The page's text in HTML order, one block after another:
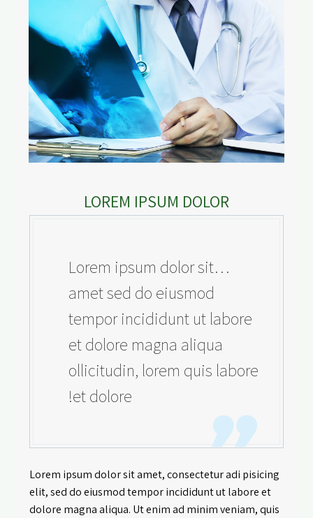
LOREM IPSUM DOLOR
…Lorem ipsum dolor sit
amet sed do eiusmod
tempor incididunt ut labore
et dolore magna aliqua
ollicitudin, lorem quis labore
et dolore!
Lorem ipsum dolor sit amet, consectetur adi pisicing
elit, sed do eiusmod tempor incididunt ut labore et
dolore magna aliqua. Ut enim ad minim veniam, quis